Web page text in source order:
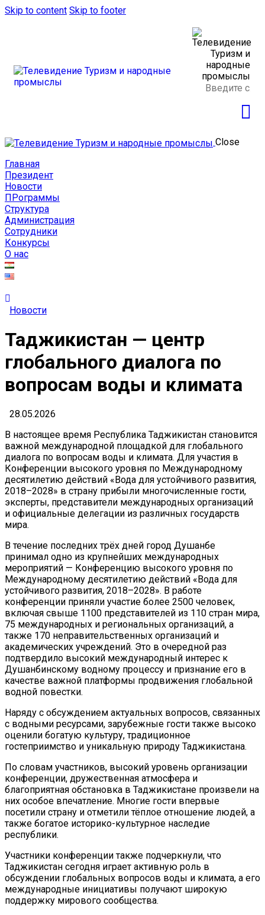
Skip to content Skip to footer
Close
Главная
Президент
Новости
ПРограммы
Структура
Администрация
Сотрудники
Конкурсы
О нас
Новости
Таджикистан — центр
глобального диалога по
вопросам воды и климата
28.05.2026
В настоящее время Республика Таджикистан становится
важной международной площадкой для глобального
диалога по вопросам воды и климата. Для участия в
Конференции высокого уровня по Международному
десятилетию действий «Вода для устойчивого развития,
2018–2028» в страну прибыли многочисленные гости,
эксперты, представители международных организаций
и официальные делегации из различных государств
мира.
В течение последних трёх дней город Душанбе
принимал одно из крупнейших международных
мероприятий — Конференцию высокого уровня по
Международному десятилетию действий «Вода для
устойчивого развития, 2018–2028». В работе
конференции приняли участие более 2500 человек,
включая свыше 1100 представителей из 110 стран мира,
75 международных и региональных организаций, а
также 170 неправительственных организаций и
академических учреждений. Это в очередной раз
подтвердило высокий международный интерес к
Душанбинскому водному процессу и признание его в
качестве важной платформы продвижения глобальной
водной повестки.
Наряду с обсуждением актуальных вопросов, связанных
с водными ресурсами, зарубежные гости также высоко
оценили богатую культуру, традиционное
гостеприимство и уникальную природу Таджикистана.
По словам участников, высокий уровень организации
конференции, дружественная атмосфера и
благоприятная обстановка в Таджикистане произвели на
них особое впечатление. Многие гости впервые
посетили страну и отметили тёплое отношение людей, а
также богатое историко-культурное наследие
республики.
Участники конференции также подчеркнули, что
Таджикистан сегодня играет активную роль в
обсуждении глобальных вопросов воды и климата, а его
международные инициативы получают широкую
поддержку мирового сообщества.